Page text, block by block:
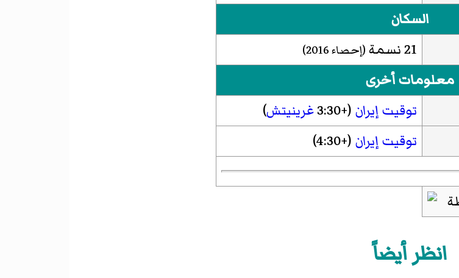
السكان
21 نسمة (إحصاء2016
)
معلومات أخرى
توقيت إيران (+3:30 غرينيتش)
توقيت إيران (+4:30)
انظر أيضاً